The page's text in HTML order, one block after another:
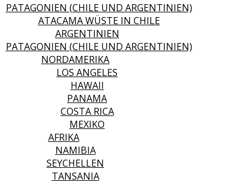
PATAGONIEN (CHILE UND ARGENTINIEN)
ATACAMA WÜSTE IN CHILE
ARGENTINIEN
PATAGONIEN (CHILE UND ARGENTINIEN)
NORDAMERIKA
LOS ANGELES
HAWAII
PANAMA
COSTA RICA
MEXIKO
AFRIKA
NAMIBIA
SEYCHELLEN
TANSANIA